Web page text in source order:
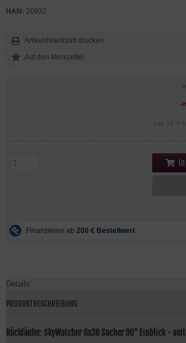
inkl. 19 %
HAN: 20932
Artikeldatenblatt drucken
Details
PRODUKTBESCHREIBUNG
Rückläufer: SkyWatcher 6x30 Sucher 90° Einblick -